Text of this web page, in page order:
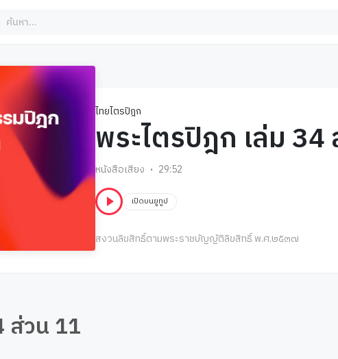
ไทยไตรปิฎก
พระไตรปิฎก เล่ม 34
หนังสือเสียง 29:52
เปิดบนยูทูป
สงวนลิขสิทธิ์ตามพระราชบัญญัติลิขสิทธิ์ พ.ศ.๒๕๓๗
ส่วน 11